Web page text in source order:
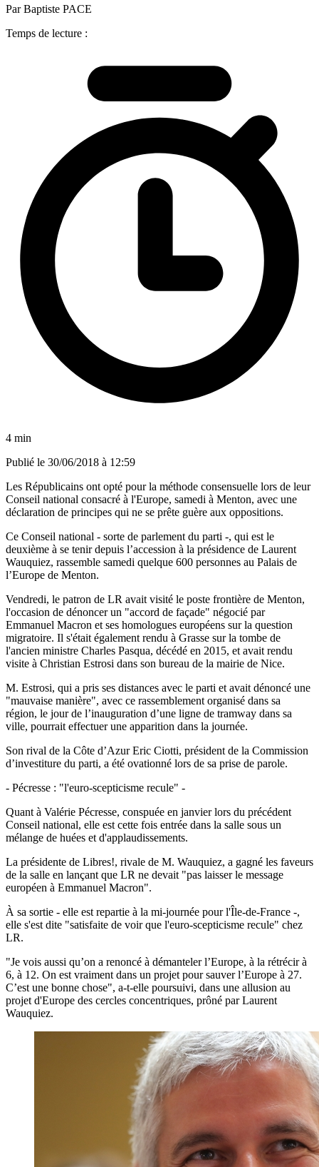
Par Baptiste PACE
Temps de lecture :
4 min
Publié le 30/06/2018 à 12:59
Les Républicains ont opté pour la méthode consensuelle lors de leur
Conseil national consacré à l'Europe, samedi à Menton, avec une
déclaration de principes qui ne se prête guère aux oppositions.
Ce Conseil national - sorte de parlement du parti -, qui est le
deuxième à se tenir depuis l’accession à la présidence de Laurent
Wauquiez, rassemble samedi quelque 600 personnes au Palais de
l’Europe de Menton.
Vendredi, le patron de LR avait visité le poste frontière de Menton,
l'occasion de dénoncer un "accord de façade" négocié par
Emmanuel Macron et ses homologues européens sur la question
migratoire. Il s'était également rendu à Grasse sur la tombe de
l'ancien ministre Charles Pasqua, décédé en 2015, et avait rendu
visite à Christian Estrosi dans son bureau de la mairie de Nice.
M. Estrosi, qui a pris ses distances avec le parti et avait dénoncé une
"mauvaise manière", avec ce rassemblement organisé dans sa
région, le jour de l’inauguration d’une ligne de tramway dans sa
ville, pourrait effectuer une apparition dans la journée.
Son rival de la Côte d’Azur Eric Ciotti, président de la Commission
d’investiture du parti, a été ovationné lors de sa prise de parole.
- Pécresse : "l'euro-scepticisme recule" -
Quant à Valérie Pécresse, conspuée en janvier lors du précédent
Conseil national, elle est cette fois entrée dans la salle sous un
mélange de huées et d'applaudissements.
La présidente de Libres!, rivale de M. Wauquiez, a gagné les faveurs
de la salle en lançant que LR ne devait "pas laisser le message
européen à Emmanuel Macron".
À sa sortie - elle est repartie à la mi-journée pour l'Île-de-France -,
elle s'est dite "satisfaite de voir que l'euro-scepticisme recule" chez
LR.
"Je vois aussi qu’on a renoncé à démanteler l’Europe, à la rétrécir à
6, à 12. On est vraiment dans un projet pour sauver l’Europe à 27.
C’est une bonne chose", a-t-elle poursuivi, dans une allusion au
projet d'Europe des cercles concentriques, prôné par Laurent
Wauquiez.